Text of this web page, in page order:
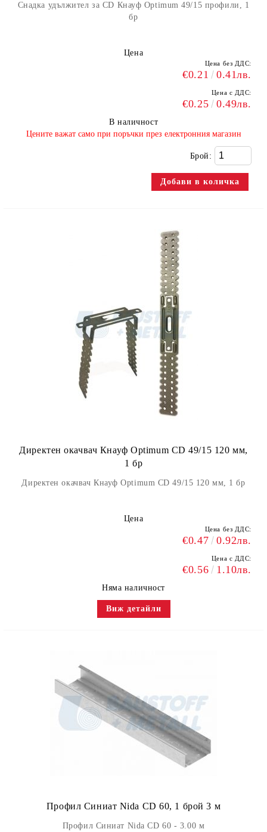
Снадка удължител за CD Кнауф Optimum 49/15 профили, 1
бр
Цена
Цена без ДДС:
€0.21 0.41лв.
Цена с ДДС:
€0.25 0.49лв.
В наличност
​Цените важат само при поръчки през електронния магазин
Брой:
Директен окачвач Кнауф Optimum CD 49/15 120 мм,
1 бр
Директен окачвач Кнауф Optimum CD 49/15 120 мм, 1 бр
Цена
Цена без ДДС:
€0.47 0.92лв.
Цена с ДДС:
€0.56 1.10лв.
Няма наличност
Виж детайли
Профил Синиат Nida CD 60, 1 брой 3 м
Профил Синиат Nida CD 60 - 3.00 м